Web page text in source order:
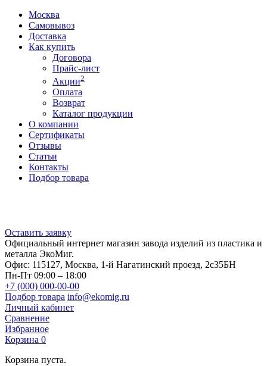
Москва
Самовывоз
Доставка
Как купить
Договора
Прайс-лист
Акции2
Оплата
Возврат
Каталог продукции
О компании
Сертификаты
Отзывы
Статьи
Контакты
Подбор товара
Оставить заявку
Официальный интернет магазин завода изделий из пластика и
металла ЭкоМиг.
Офис: 115127, Москва, 1-й Нагатинский проезд, 2с35БН
Пн-Пт 09:00 – 18:00
+7 (000) 000-00-00
Подбор товара info@ekomig.ru
Личный кабинет
Сравнение
Избранное
Корзина 0
Корзина пуста.